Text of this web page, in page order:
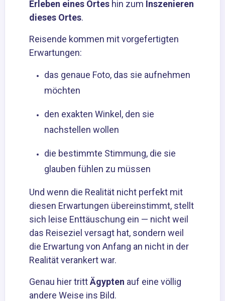
Erleben eines Ortes hin zum Inszenieren
dieses Ortes.
Reisende kommen mit vorgefertigten
Erwartungen:
das genaue Foto, das sie aufnehmen
möchten
den exakten Winkel, den sie
nachstellen wollen
die bestimmte Stimmung, die sie
glauben fühlen zu müssen
Und wenn die Realität nicht perfekt mit
diesen Erwartungen übereinstimmt, stellt
sich leise Enttäuschung ein — nicht weil
das Reiseziel versagt hat, sondern weil
die Erwartung von Anfang an nicht in der
Realität verankert war.
Genau hier trittÄgypten auf eine völlig
andere Weise ins Bild.